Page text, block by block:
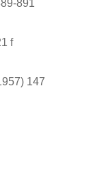
891
f
147